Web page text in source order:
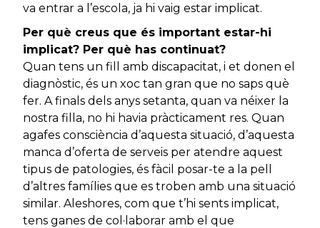
va entrar a l’escola, ja hi vaig estar implicat.
Per què creus que és important estar-hi
implicat? Per què has continuat?
Quan tens un fill amb discapacitat, i et donen el
diagnòstic, és un xoc tan gran que no saps què
fer. A finals dels anys setanta, quan va néixer la
nostra filla, no hi havia pràcticament res. Quan
agafes consciència d’aquesta situació, d’aquesta
manca d’oferta de serveis per atendre aquest
tipus de patologies, és fàcil posar-te a la pell
d’altres famílies que es troben amb una situació
similar. Aleshores, com que t’hi sents implicat,
tens ganes de col·laborar amb el que